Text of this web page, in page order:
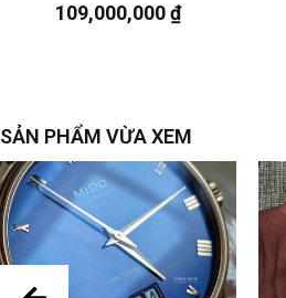
109,000,000₫
SẢN PHẨM VỪA XEM